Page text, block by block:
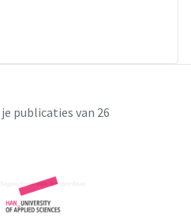
publicaties van 26